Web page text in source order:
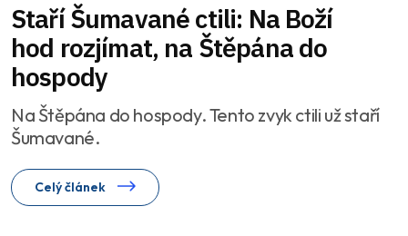
Staří Šumavané ctili: Na Boží
hod rozjímat, na Štěpána do
hospody
Na Štěpána do hospody. Tento zvyk ctili už staří
Šumavané.
Celý článek